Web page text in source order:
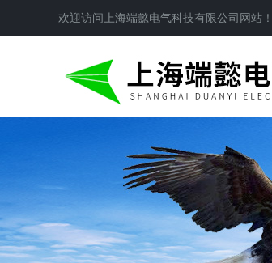
欢迎访问 上海端懿电气科技有限公司 网站！